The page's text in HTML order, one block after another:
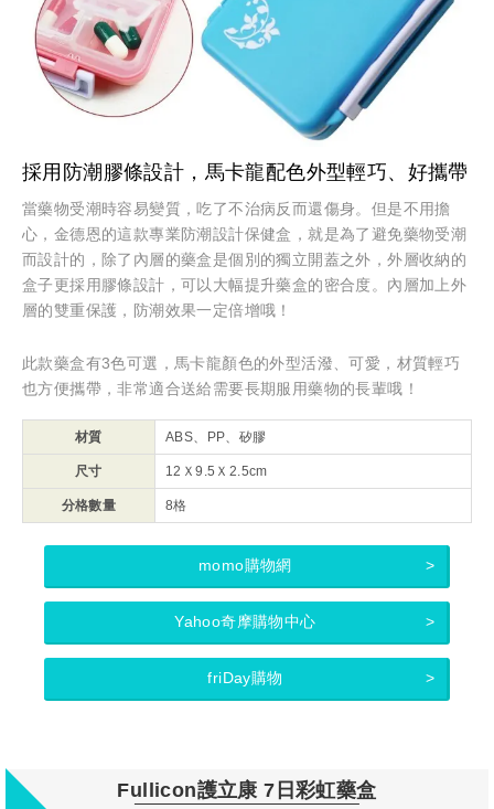
採用防潮膠條設計，馬卡龍配色外型輕巧、好攜帶
當藥物受潮時容易變質，吃了不治病反而還傷身。但是不用擔
心，金德恩的這款專業防潮設計保健盒，就是為了避免藥物受潮
而設計的，除了內層的藥盒是個別的獨立開蓋之外，外層收納的
盒子更採用膠條設計，可以大幅提升藥盒的密合度。內層加上外
層的雙重保護，防潮效果一定倍增哦！
此款藥盒有3色可選，馬卡龍顏色的外型活潑、可愛，材質輕巧
也方便攜帶，非常適合送給需要長期服用藥物的長輩哦！
材質 ABS、PP、矽膠
尺寸 12Ｘ9.5Ｘ2.5cm
分格數量 8格
momo購物網
Yahoo奇摩購物中心
friDay購物
Fullicon護立康 7日彩虹藥盒